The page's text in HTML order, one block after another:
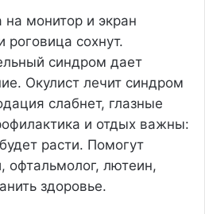
на монитор и экран
роговица сохнут.
синдром дает
Окулист лечит синдром
слабнет, глазные
и отдых важны:
расти. Помогут
лютеин,
здоровье.